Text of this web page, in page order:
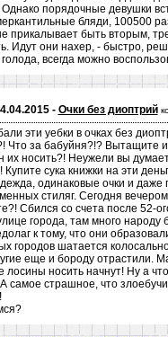
порядочные девушки
бляди, 100500
прикалывает быть вторым,
Идут они нахер, - быстро,
всегда можно
- Очки без диоптрий
эти уебки в очках без
Что за бабуйня?!? Вытащите
их носить?! Неужели вы
сука книжки на эти
одинаковые очки и даже
стиляг. Сегодня
Сбился со счета после 52-
города, там много
к тому, что они
городов шатается
еще и бороду отрастили.
лосины носить начнут! Ну а
самое страшное, что